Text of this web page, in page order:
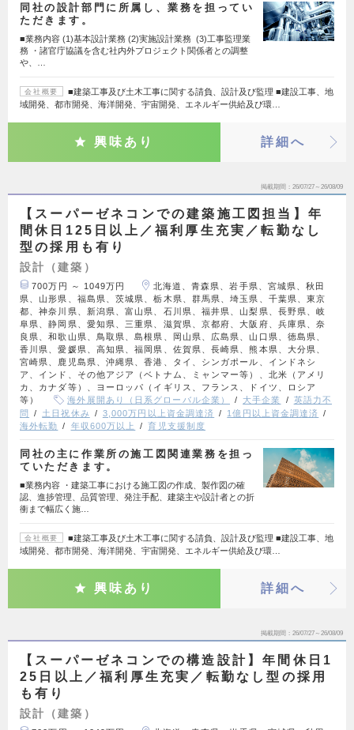
同社の設計部門に所属し、業務を担ってい
ただきます。
■業務内容 (1)基本設計業務 (2)実施設計業務 (3)工事監理業
務 ・諸官庁協議を含む社内外プロジェクト関係者との調整
や、…
会社概要
■建築工事及び土木工事に関する請負、設計及び監理 ■建設工事、地
域開発、都市開発、海洋開発、宇宙開発、エネルギー供給及び環…
興味あり 詳細へ
掲載期間 26/07/27～26/08/09
【スーパーゼネコンでの建築施工図担当】年
間休日125日以上／福利厚生充実／転勤なし
型の採用も有り
設計（建築）
700万円 ～ 1049万円
北海道、青森県、岩手県、宮城県、秋田
県、山形県、福島県、茨城県、栃木県、群馬県、埼玉県、千葉県、東京
都、神奈川県、新潟県、富山県、石川県、福井県、山梨県、長野県、岐
阜県、静岡県、愛知県、三重県、滋賀県、京都府、大阪府、兵庫県、奈
良県、和歌山県、鳥取県、島根県、岡山県、広島県、山口県、徳島県、
香川県、愛媛県、高知県、福岡県、佐賀県、長崎県、熊本県、大分県、
宮崎県、鹿児島県、沖縄県、香港、タイ、シンガポール、インドネシ
ア、インド、その他アジア（ベトナム、ミャンマー等）、北米（アメリ
カ、カナダ等）、ヨーロッパ（イギリス、フランス、ドイツ、ロシア
等）
海外展開あり（日系グローバル企業） 大手企業
英語力不
問
土日祝休み 3,000万円以上資金調達済
1億円以上資金調達済
海外転勤
年収600万以上 育児支援制度
同社の主に作業所の施工図関連業務を担っ
ていただきます。
■業務内容 ・建築工事における施工図の作成、製作図の確
認、進捗管理、品質管理、発注手配、建築主や設計者との折
衝まで幅広く施…
会社概要
■建築工事及び土木工事に関する請負、設計及び監理 ■建設工事、地
域開発、都市開発、海洋開発、宇宙開発、エネルギー供給及び環…
興味あり 詳細へ
掲載期間 26/07/27～26/08/09
【スーパーゼネコンでの構造設計】年間休日1
25日以上／福利厚生充実／転勤なし型の採用
も有り
設計（建築）